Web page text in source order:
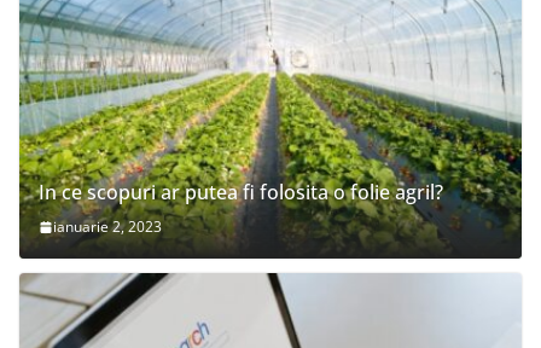
In ce scopuri ar putea fi folosita o folie agril?
ianuarie 2, 2023